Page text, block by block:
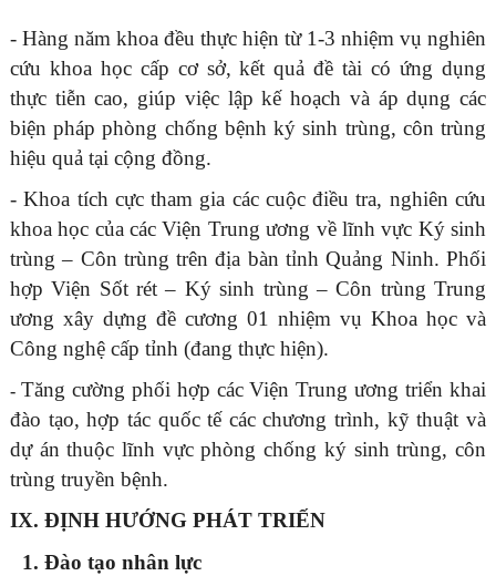
- Hàng năm khoa đều thực hiện từ 1-3 nhiệm vụ nghiên
cứu khoa học cấp cơ sở, kết quả đề tài có ứng dụng
thực tiễn cao, giúp việc lập kế hoạch và áp dụng các
biện pháp phòng chống bệnh ký sinh trùng, côn trùng
hiệu quả tại cộng đồng.
- Khoa tích cực tham gia các cuộc điều tra, nghiên cứu
khoa học của các Viện Trung ương về lĩnh vực Ký sinh
trùng – Côn trùng trên địa bàn tỉnh Quảng Ninh. Phối
hợp Viện Sốt rét – Ký sinh trùng – Côn trùng Trung
ương xây dựng đề cương 01 nhiệm vụ Khoa học và
Công nghệ cấp tỉnh (đang thực hiện).
- Tăng cường phối hợp các Viện Trung ương triển khai
đào tạo, hợp tác quốc tế các chương trình, kỹ thuật và
dự án thuộc lĩnh vực phòng chống ký sinh trùng, côn
trùng truyền bệnh.
IX. ĐỊNH HƯỚNG PHÁT TRIẾN
1. Đào tạo nhân lực